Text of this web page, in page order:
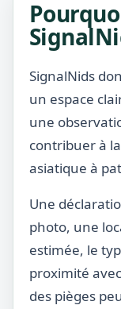
SignalNids
un espace
une
contribuer à
asiatique à
Une
photo, une
estimée, le
proximité
des pièges